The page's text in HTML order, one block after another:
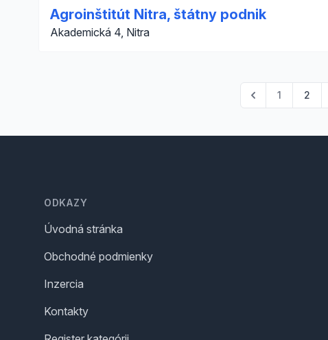
Agroinštitút Nitra, štátny podnik
Akademická 4, Nitra
1 2
ODKAZY
Úvodná stránka
Obchodné podmienky
Inzercia
Kontakty